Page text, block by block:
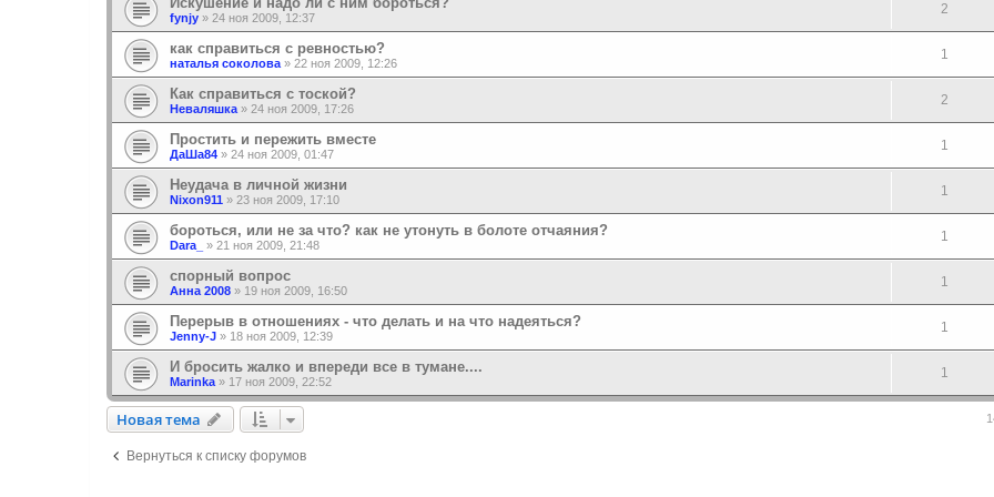
fynjy » 24 ноя 2009, 12:37
2
как справиться с ревностью?
наталья соколова » 22 ноя 2009, 12:26
1
Как справиться с тоской?
Неваляшка » 24 ноя 2009, 17:26
2
Простить и пережить вместе
ДаШа84 » 24 ноя 2009, 01:47
1
Неудача в личной жизни
Nixon911 » 23 ноя 2009, 17:10
1
бороться, или не за что? как не утонуть в болоте отчаяния?
Dara_ » 21 ноя 2009, 21:48
1
спорный вопрос
Анна 2008 » 19 ноя 2009, 16:50
1
Перерыв в отношениях - что делать и на что надеяться?
Jenny-J » 18 ноя 2009, 12:39
1
И бросить жалко и впереди все в тумане....
Marinka » 17 ноя 2009, 22:52
1
Новая тема
Новаятема
Вернуться к списку форумов